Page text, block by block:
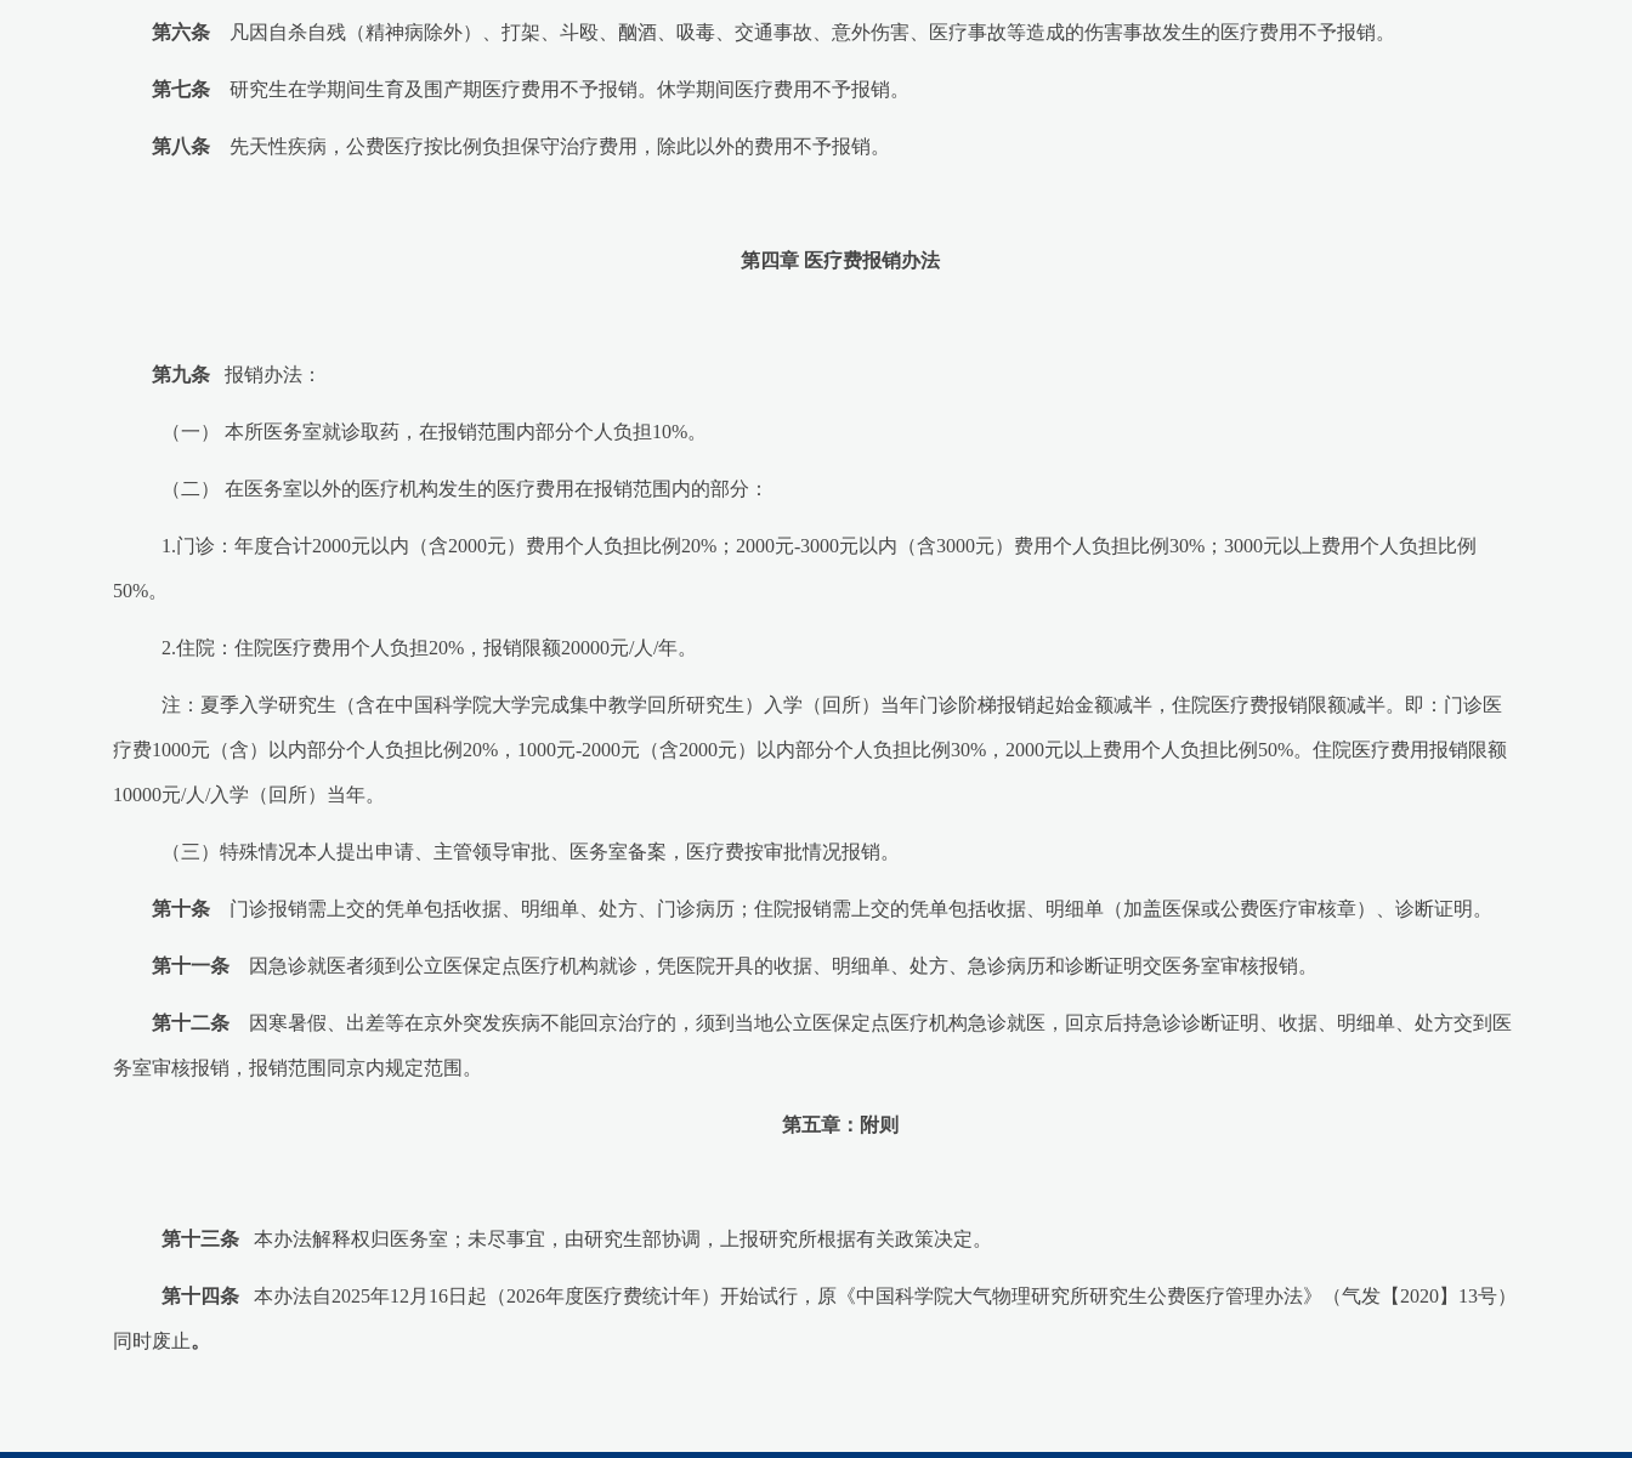
第六条 凡因自杀自残（精神病除外）、打架、斗殴、酗酒、吸毒、交通事故、意外伤害、医疗事故等造成的伤害事故发生的医疗费用不予报销。
第七条 研究生在学期间生育及围产期医疗费用不予报销。休学期间医疗费用不予报销。
第八条 先天性疾病，公费医疗按比例负担保守治疗费用，除此以外的费用不予报销。
第四章 医疗费报销办法
第九条 报销办法：
（一） 本所医务室就诊取药，在报销范围内部分个人负担10%。
（二） 在医务室以外的医疗机构发生的医疗费用在报销范围内的部分：
1.门诊：年度合计2000元以内（含2000元）费用个人负担比例20%；2000元-3000元以内（含3000元）费用个人负担比例30%；3000元以上费用个人负担比例
50%。
2.住院：住院医疗费用个人负担20%，报销限额20000元/人/年。
注：夏季入学研究生（含在中国科学院大学完成集中教学回所研究生）入学（回所）当年门诊阶梯报销起始金额减半，住院医疗费报销限额减半。即：门诊医
疗费1000元（含）以内部分个人负担比例20%，1000元-2000元（含2000元）以内部分个人负担比例30%，2000元以上费用个人负担比例50%。住院医疗费用报销限额
10000元/人/入学（回所）当年。
（三）特殊情况本人提出申请、主管领导审批、医务室备案，医疗费按审批情况报销。
第十条 门诊报销需上交的凭单包括收据、明细单、处方、门诊病历；住院报销需上交的凭单包括收据、明细单（加盖医保或公费医疗审核章）、诊断证明。
第十一条 因急诊就医者须到公立医保定点医疗机构就诊，凭医院开具的收据、明细单、处方、急诊病历和诊断证明交医务室审核报销。
第十二条 因寒暑假、出差等在京外突发疾病不能回京治疗的，须到当地公立医保定点医疗机构急诊就医，回京后持急诊诊断证明、收据、明细单、处方交到医
务室审核报销，报销范围同京内规定范围。
第五章：附则
第十三条 本办法解释权归医务室；未尽事宜，由研究生部协调，上报研究所根据有关政策决定。
第十四条 本办法自2025年12月16日起（2026年度医疗费统计年）开始试行，原《中国科学院大气物理研究所研究生公费医疗管理办法》（气发【2020】13号）
同时废止 。